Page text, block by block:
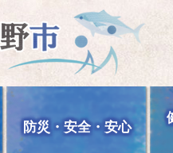
防災・安全・安心